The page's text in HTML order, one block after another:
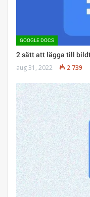
GOOGLE DOCS
2 sätt att lägga till
aug 31, 2022 2 739